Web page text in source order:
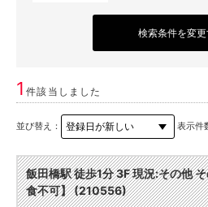
検索条件を変更
1件該当しました
並び替え： 表示件
飯田橋駅 徒歩1分 3F 現況:その他
食不可】 (210556)